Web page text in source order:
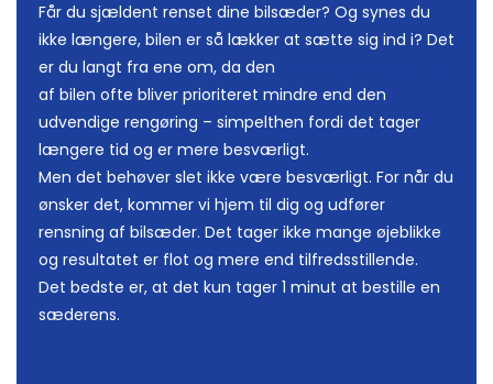
Får du sjældent renset dine bilsæder? Og synes du
ikke længere, bilen er så lækker at sætte sig ind i? Det
er du langt fra ene om, da den
af bilen ofte bliver prioriteret mindre end den
udvendige rengøring – simpelthen fordi det tager
længere tid og er mere besværligt.
Men det behøver slet ikke være besværligt. For når du
ønsker det, kommer vi hjem til dig og udfører
rensning af bilsæder. Det tager ikke mange øjeblikke
og resultatet er flot og mere end tilfredsstillende.
Det bedste er, at det kun tager 1 minut at bestille en
sæderens.